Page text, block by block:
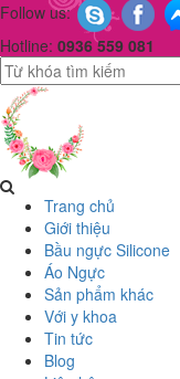
Follow us:
Hotline: 0936 559 081
Trang chủ
Giới thiệu
Bầu ngực Silicone
Áo Ngực
Sản phẩm khác
Với y khoa
Tin tức
Blog